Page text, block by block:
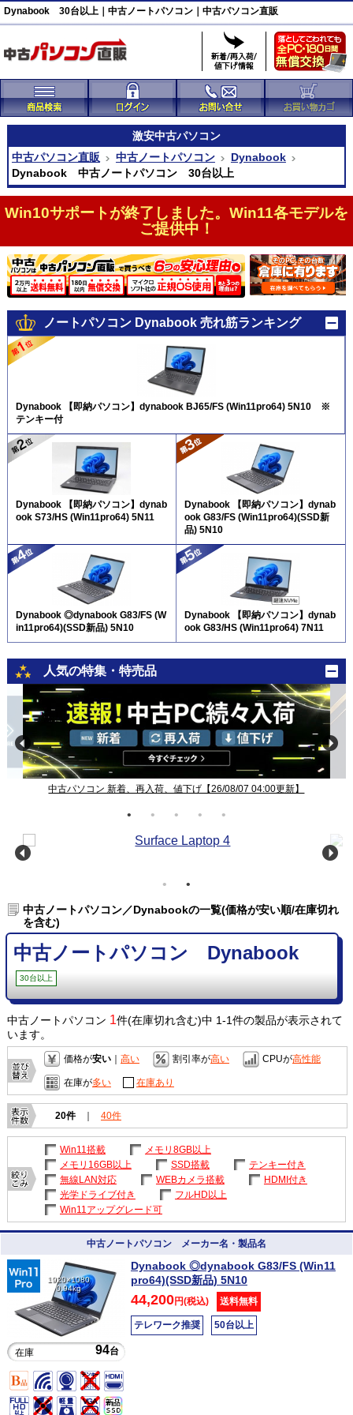
Dynabook 30台以上｜中古ノートパソコン｜中古パソコン直販
激安中古パソコン
中古パソコン直販
中古ノートパソコン
Dynabook
Dynabook 中古ノートパソコン 30台以上
Win10サポートが終了しました。Win11各モデルを
ご提供中！
ノートパソコン Dynabook 売れ筋ランキング
Dynabook 【即納パソコン】dynabook BJ65/FS (Win11pro64) 5N10 ※
テンキー付
Dynabook 【即納パソコン】dynab
ook S73/HS (Win11pro64) 5N11
Dynabook 【即納パソコン】dynab
ook G83/FS (Win11pro64)(SSD新
品) 5N10
Dynabook ◎dynabook G83/FS (W
in11pro64)(SSD新品) 5N10
Dynabook 【即納パソコン】dynab
ook G83/HS (Win11pro64) 7N11
人気の特集・特売品
中古パソコン 新着、再入荷、値下げ【26/08/07 04:00更新】
中古ノートパソコン／Dynabookの一覧(価格が安い順/在庫切れ
を含む)
中古ノートパソコン Dynabook
30台以上
中古ノートパソコン 1件(在庫切れ含む)中 1-1件の製品が表示されて
います。
価格が安い｜ 高い 割引率が高い CPUが高性能
在庫が多い 在庫あり
20件 ｜ 40件
Win11搭載
メモリ8GB以上
メモリ16GB以上
SSD搭載
テンキー付き
無線LAN対応
WEBカメラ搭載
HDMI付き
光学ドライブ付き
フルHD以上
Win11アップグレード可
中古ノートパソコン メーカー名・製品名
1920×1080
0.94kg
在庫 94台
Dynabook ◎dynabook G83/FS (Win11
pro64)(SSD新品) 5N10
44,200円(税込) 送料無料
テレワーク推奨 50台以上